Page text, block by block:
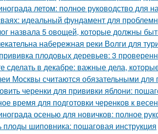
летом: полное руководство для
идеальный фундамент для
назвала 5 овощей, которые должны
набережная реки Волги для
плодовых деревьев: 3
сделать в декабре: важные дела,
Москвы считаются обязательными
черенки для прививки яблони:
время для подготовки черенков к
осенью для новичков: полное
плоды шиповника: пошаговая инструкция